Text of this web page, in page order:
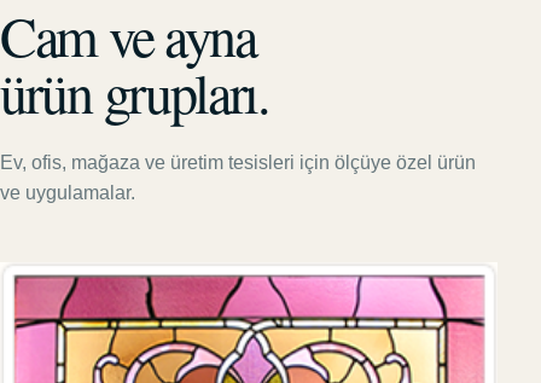
Cam ve ayna
ürün grupları.
Ev, ofis, mağaza ve üretim tesisleri için ölçüye özel ürün
ve uygulamalar.